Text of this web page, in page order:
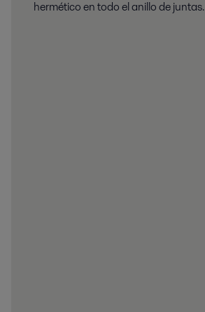
hermético en todo el anillo de juntas.